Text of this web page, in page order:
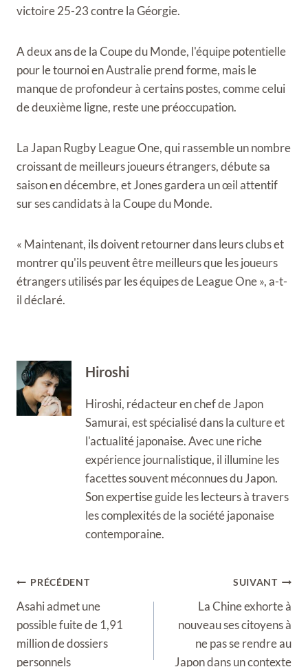
victoire 25-23 contre la Géorgie.
A deux ans de la Coupe du Monde, l'équipe potentielle
pour le tournoi en Australie prend forme, mais le
manque de profondeur à certains postes, comme celui
de deuxième ligne, reste une préoccupation.
La Japan Rugby League One, qui rassemble un nombre
croissant de meilleurs joueurs étrangers, débute sa
saison en décembre, et Jones gardera un œil attentif
sur ses candidats à la Coupe du Monde.
« Maintenant, ils doivent retourner dans leurs clubs et
montrer qu'ils peuvent être meilleurs que les joueurs
étrangers utilisés par les équipes de League One », a-t-
il déclaré.
Hiroshi
Hiroshi, rédacteur en chef de Japon
Samurai, est spécialisé dans la culture et
l'actualité japonaise. Avec une riche
expérience journalistique, il illumine les
facettes souvent méconnues du Japon.
Son expertise guide les lecteurs à travers
les complexités de la société japonaise
contemporaine.
Navigation
de
l’article
PRÉCÉDENT
Asahi admet une
possible fuite de 1,91
million de dossiers
personnels
SUIVANT
La Chine exhorte à
nouveau ses citoyens à
ne pas se rendre au
Japon dans un contexte